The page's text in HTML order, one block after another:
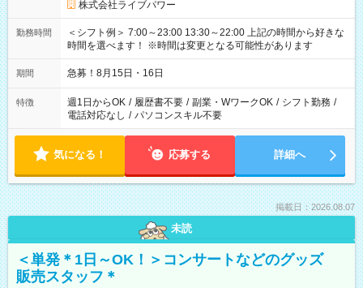
株式会社ライブパワー
勤務時間
＜シフト例＞ 7:00～23:00 13:30～22:00 上記の時間から好きな
時間を選べます！ ※時間は変更となる可能性があります
期間 急募！8月15日・16日
特徴 週1日からOK / 履歴書不要 / 副業・WワークOK / シフト勤務 /
電話対応なし / パソコンスキル不要
気になる！ 応募する 詳細へ
掲載日：2026.08.07
未読
＜単発＊1日～OK！＞コンサートなどのグッズ
販売スタッフ＊